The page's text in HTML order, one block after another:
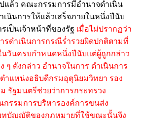
ปแล้ว คณะกรรมการมีอํานาจดําเนิน
เนินการให้แล้วเสร็จภายในหนึ่งปีนับ
เป็นเจ้าหน้าที่ของรัฐ เมื่อไม่ปรากฏว่า
รดําเนินการกรณีร่ำรวยผิดปกติตามที่
วันครบกําหนดหนึ่งปีนับแต่ผู้ถูกกล่าว
ๆ ดังกล่าว อํานาจในการ ดําเนินการ
าแหน่งอธิบดีกรมอุตุนิยมวิทยา รอง
รัฐมนตรีช่วยว่าการกระทรวง
รรมการบริหารองค์การขนส่ง
ทบัญญัติของกฎหมายที่ใช้ขณะนั้นจึง